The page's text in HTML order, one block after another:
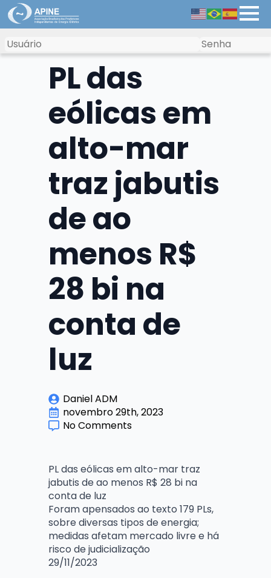
PL das
eólicas em
alto-mar
traz jabutis
de ao
menos R$
28 bi na
conta de
luz
Daniel ADM
novembro 29th, 2023
No Comments
PL das eólicas em alto-mar traz
jabutis de ao menos R$ 28 bi na
conta de luz
Foram apensados ao texto 179 PLs,
sobre diversas tipos de energia;
medidas afetam mercado livre e há
risco de judicialização
29/11/2023